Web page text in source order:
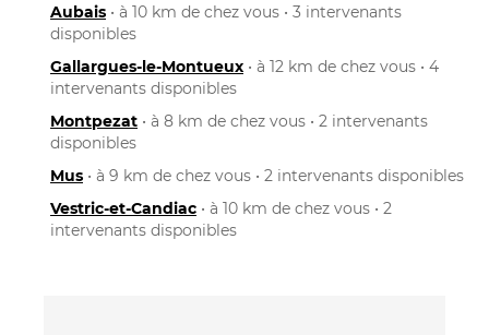
Aubais • à 10 km de chez vous • 3 intervenants
disponibles
Gallargues-le-Montueux • à 12 km de chez vous • 4
intervenants disponibles
Montpezat • à 8 km de chez vous • 2 intervenants
disponibles
Mus • à 9 km de chez vous • 2 intervenants disponibles
Vestric-et-Candiac • à 10 km de chez vous • 2
intervenants disponibles